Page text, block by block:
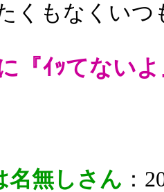
くもなくいつ
『ｲｯてない
名無しさん ：